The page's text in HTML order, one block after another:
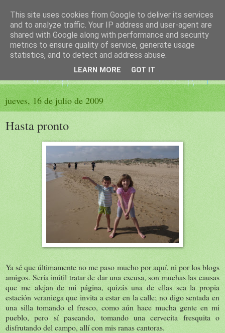
El sueño de las palabras
PÁGINA LITERARIA DE FELISA MORENO
jueves, 16 de julio de 2009
Hasta pronto
Ya sé que últimamente no me paso mucho por aquí, ni por los blogs
amigos. Sería inútil tratar de dar una excusa, son muchas las causas
que me alejan de mi página, quizás una de ellas sea la propia
estación veraniega que invita a estar en la calle; no digo sentada en
una silla tomando el fresco, como aún hace mucha gente en mi
pueblo, pero sí paseando, tomando una cervecita fresquita o
disfrutando del campo, allí con mis ranas cantoras.
This site uses cookies from Google to deliver its services
and to analyze traffic. Your IP address and user-agent are
shared with Google along with performance and security
metrics to ensure quality of service, generate usage
statistics, and to detect and address abuse.
LEARN MORE GOT IT